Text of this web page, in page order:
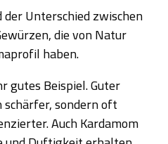
Unterschied zwischen
die von Natur
haben.
gutes Beispiel. Guter
sondern oft
Auch Kardamom